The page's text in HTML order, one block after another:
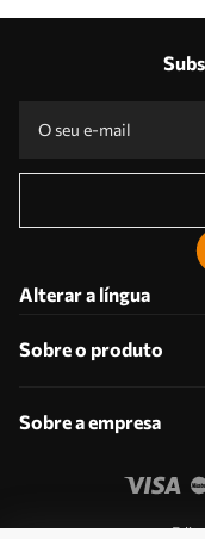
Alterar a língua
Sobre o produto
Sobre a empresa